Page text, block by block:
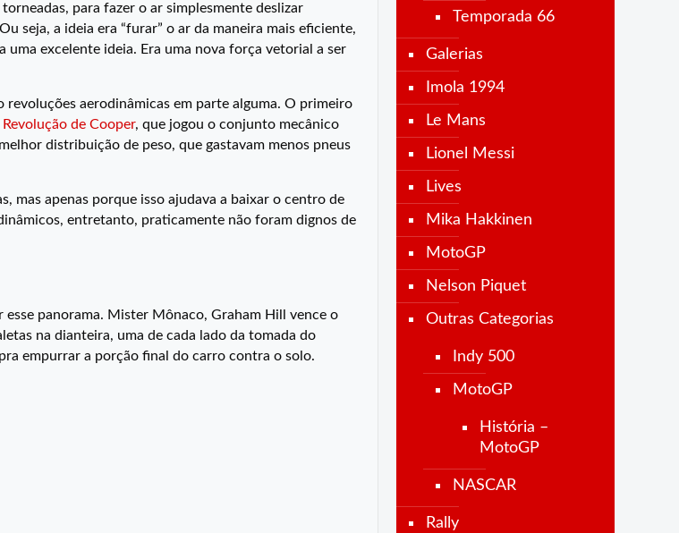
para fazer o ar simplesmente deslizar
seja, a ideia era “furar” o ar da maneira mais eficiente,
excelente ideia. Era uma nova força vetorial a ser
aerodinâmicas em parte alguma. O primeiro
Revolução de Cooper, que jogou o conjunto mecânico
distribuição de peso, que gastavam menos pneus
mas apenas porque isso ajudava a baixar o centro de
entretanto, praticamente não foram dignos de
esse panorama. Mister Mônaco, Graham Hill vence o
na dianteira, uma de cada lado da tomada do
empurrar a porção final do carro contra o solo.
Temporada 66
Galerias
Imola 1994
Le Mans
Lionel Messi
Lives
Mika Hakkinen
MotoGP
Nelson Piquet
Outras Categorias
Indy 500
MotoGP
História –
MotoGP
NASCAR
Rally